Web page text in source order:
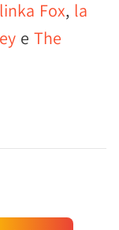
Fox, la
e The